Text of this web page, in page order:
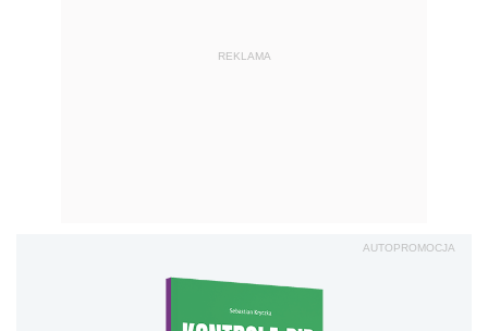
REKLAMA
AUTOPROMOCJA